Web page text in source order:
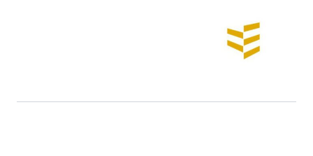
Kwasten en rollers